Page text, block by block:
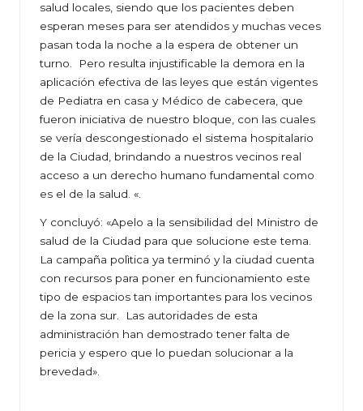
salud locales, siendo que los pacientes deben
esperan meses para ser atendidos y muchas veces
pasan toda la noche a la espera de obtener un
turno. Pero resulta injustificable la demora en la
aplicación efectiva de las leyes que están vigentes
de Pediatra en casa y Médico de cabecera, que
fueron iniciativa de nuestro bloque, con las cuales
se vería descongestionado el sistema hospitalario
de la Ciudad, brindando a nuestros vecinos real
acceso a un derecho humano fundamental como
es el de la salud. «.
Y concluyó: «Apelo a la sensibilidad del Ministro de
salud de la Ciudad para que solucione este tema.
La campaña polìtica ya terminó y la ciudad cuenta
con recursos para poner en funcionamiento este
tipo de espacios tan importantes para los vecinos
de la zona sur. Las autoridades de esta
administración han demostrado tener falta de
pericia y espero que lo puedan solucionar a la
brevedad».